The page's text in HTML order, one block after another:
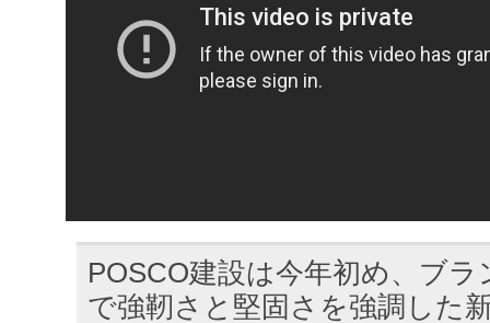
POSCO建設は今年初め、ブ
で強靭さと堅固さを強調した